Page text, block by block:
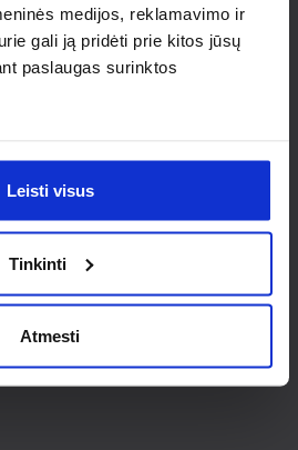
medijos, reklamavimo ir
gali ją pridėti prie kitos jūsų
paslaugas surinktos
Leisti visus
Tinkinti
Atmesti
aptarimo.